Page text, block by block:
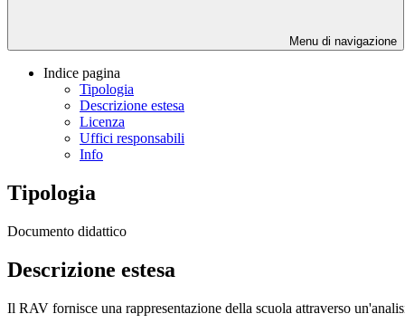
Menu di navigazione
Indice pagina
Tipologia
Descrizione estesa
Licenza
Uffici responsabili
Info
Tipologia
Documento didattico
Descrizione estesa
Il RAV fornisce una rappresentazione della scuola attraverso